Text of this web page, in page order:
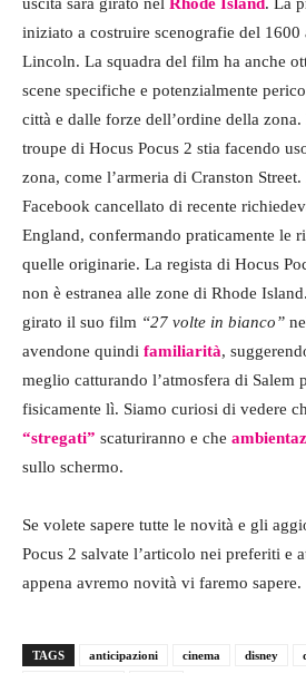
iniziato a costruire scenografie del 1600
Lincoln. La squadra del film ha anche
scene specifiche e potenzialmente
città e dalle forze dell’ordine della zona.
troupe di Hocus Pocus 2 stia facendo
zona, come l’armeria di Cranston
Facebook cancellato di recente
England, confermando praticamente le
quelle originarie. La regista di Hocus
non è estranea alle zone di Rhode
girato il suo film “27 volte in bianco”
avendone quindi familiarità,
meglio catturando l’atmosfera di Salem
fisicamente lì. Siamo curiosi di vedere
“stregati” scaturiranno e che
sullo schermo.
Se volete sapere tutte le novità e gli
Pocus 2 salvate l’articolo nei preferiti e
appena avremo novità vi faremo sapere.
TAGS anticipazioni cinema disney